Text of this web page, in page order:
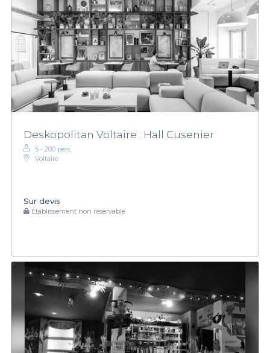
Deskopolitan Voltaire : Hall Cusenier
5 - 200 pers.
Voltaire
Sur devis
Établissement non réservable